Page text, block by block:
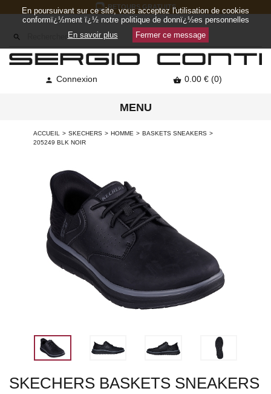
RETOURS GRATUITS

 Connexion  0.00 € (0)
MENU
ACCUEIL SKECHERS HOMME
BASKETS SNEAKERS
205249 BLK NOIR
SKECHERS BASKETS SNEAKERS
En poursuivant sur ce site, vous acceptez l'utilisation de cookies
conformï¿½ment ï¿½ notre politique de donnï¿½es personnelles
En savoir plus
Fermer ce message